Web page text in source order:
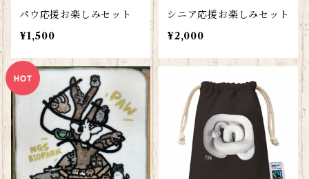
パウ応援お楽しみセット
¥1,500
シニア応援お楽しみセット
¥2,000